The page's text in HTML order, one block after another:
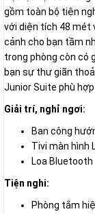
gồm toàn bộ tiện
với diện tích 48 mét
cảnh cho bạn tầm
trong phòng còn có
bạn sự thư giãn
Junior Suite phù
Giải trí, nghỉ ngơi:
Ban công
Tivi màn hình
Loa Bluetooth
Tiện nghi:
Phòng tắm